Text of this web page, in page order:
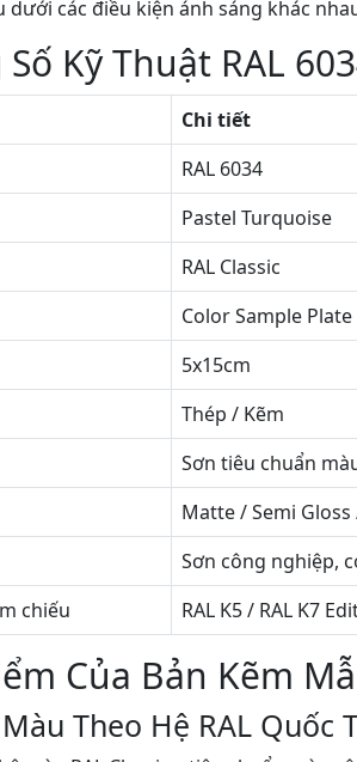
dưới các điều kiện ánh sáng khác
Kỹ Thuật RAL
Chi tiết
RAL 6034
Pastel Turquoise
RAL Classic
Color Sample Plate
5x15cm
Thép / Kẽm
Sơn tiêu chuẩn
Matte / Semi Gloss
Sơn công nghiệp,
chiếu
RAL K5 / RAL K7
Của Bản Kẽm
Theo Hệ RAL Quốc